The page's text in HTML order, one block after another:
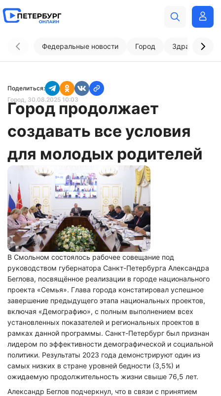
Федеральные новости Город
Поделиться:
Город, 30.08.2025 10:03
Город продолжает
создавать все условия
для молодых родителей
В Смольном состоялось рабочее совещание под
руководством губернатора Санкт-Петербурга Александра
Беглова, посвящённое реализации в городе национального
проекта «Семья». Глава города констатировал успешное
завершение предыдущего этапа национальных проектов,
включая «Демографию», с полным выполнением всех
установленных показателей и региональных проектов в
рамках данной программы. Санкт-Петербург был признан
лидером по эффективности демографической и социальной
политики. Результаты 2023 года демонстрируют один из
самых низких в стране уровней бедности (3,5%) и
ожидаемую продолжительность жизни свыше 76,5 лет.
Александр Беглов подчеркнул, что в связи с принятием